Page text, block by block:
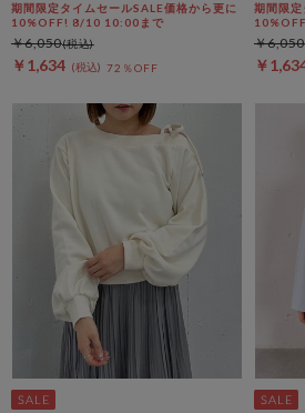
期間限定タイムセールSALE価格から更に
10%OFF! 8/10 10:00まで
￥1,634 72％OFF
￥6,050
期間限
￥
￥6,050